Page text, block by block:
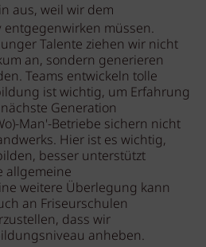
aus, weil wir dem
müssen.
Talente ziehen wir nicht
an, sondern generieren
Teams entwickeln tolle
ist wichtig, um Erfahrung
Generation
Man'-Betriebe sichern nicht
Hier ist es wichtig,
besser unterstützt
allgemeine
weitere Überlegung kann
an Friseurschulen
dass wir
anheben.